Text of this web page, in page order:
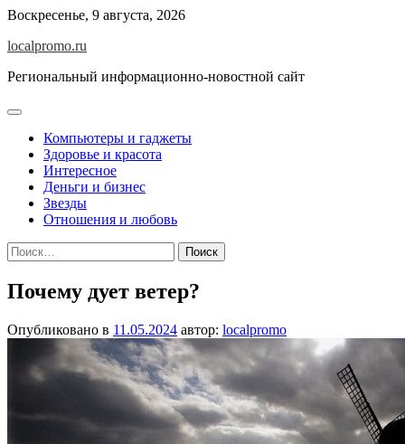
Перейти
содержимому
Воскресенье, 9 августа, 2026
localpromo.ru
Региональный информационно-новостной сайт
Компьютеры и гаджеты
Здоровье и красота
Интересное
Деньги и бизнес
Звезды
Отношения и любовь
Найти:
Почему дует ветер?
Опубликовано в 11.05.2024 автор: localpromo